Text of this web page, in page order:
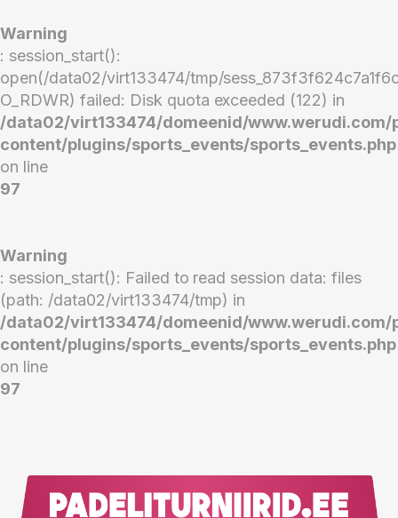
Warning
: session_start():
open(/data02/virt133474/tmp/
O_RDWR) failed: Disk quota exceeded (122) in
/data02/virt133474/domeenid/
content/plugins/sports_events/sports_events.php
on line
97
Warning
: session_start(): Failed to read session data: files
(path: /data02/virt133474/tmp) in
/data02/virt133474/domeenid/
content/plugins/sports_events/sports_events.php
on line
97